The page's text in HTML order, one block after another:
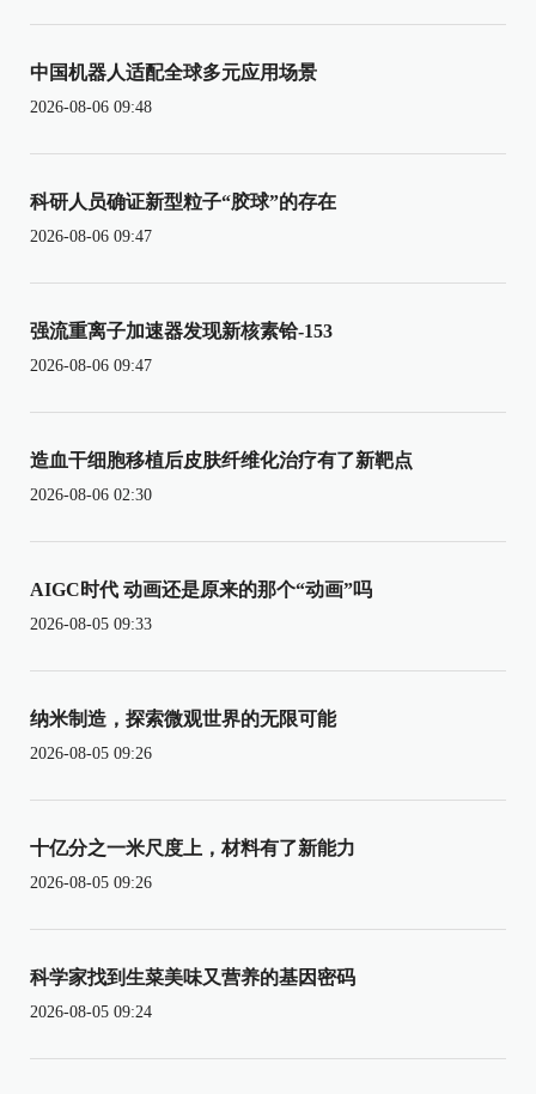
中国机器人适配全球多元应用场景
2026-08-06 09:48
科研人员确证新型粒子“胶球”的存在
2026-08-06 09:47
强流重离子加速器发现新核素铪-153
2026-08-06 09:47
造血干细胞移植后皮肤纤维化治疗有了新靶点
2026-08-06 02:30
AIGC时代 动画还是原来的那个“动画”吗
2026-08-05 09:33
纳米制造，探索微观世界的无限可能
2026-08-05 09:26
十亿分之一米尺度上，材料有了新能力
2026-08-05 09:26
科学家找到生菜美味又营养的基因密码
2026-08-05 09:24